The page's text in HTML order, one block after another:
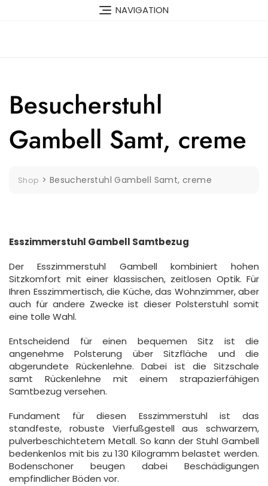
NAVIGATION
Besucherstuhl
Gambell Samt, creme
Shop > Besucherstuhl Gambell Samt, creme
Esszimmerstuhl Gambell Samtbezug
Der Esszimmerstuhl Gambell kombiniert hohen
Sitzkomfort mit einer klassischen, zeitlosen Optik. Für
Ihren Esszimmertisch, die Küche, das Wohnzimmer, aber
auch für andere Zwecke ist dieser Polsterstuhl somit
eine tolle Wahl.
Entscheidend für einen bequemen Sitz ist die
angenehme Polsterung über Sitzfläche und die
abgerundete Rückenlehne. Dabei ist die Sitzschale
samt Rückenlehne mit einem strapazierfähigen
Samtbezug versehen.
Fundament für diesen Esszimmerstuhl ist das
standfeste, robuste Vierfußgestell aus schwarzem,
pulverbeschichtetem Metall. So kann der Stuhl Gambell
bedenkenlos mit bis zu 130 Kilogramm belastet werden.
Bodenschoner beugen dabei Beschädigungen
empfindlicher Böden vor.